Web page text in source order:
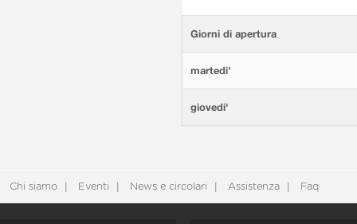
Giorni di apertura
martedi'
giovedi'
Chi siamo Eventi News e circolari Assistenza Faq